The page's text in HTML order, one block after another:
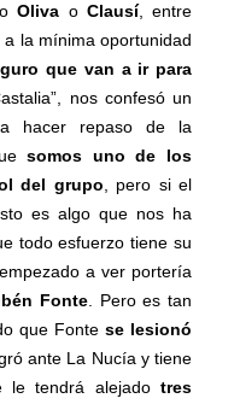
Oliva o Clausí, entre
la mínima oportunidad
que van a ir para
nos confesó un
hacer repaso de la
somos uno de los
del grupo , pero si el
es algo que nos ha
todo esfuerzo tiene su
a ver portería
Fonte . Pero es tan
que Fonte se lesionó
ante La Nucía y tiene
le tendrá alejadotres